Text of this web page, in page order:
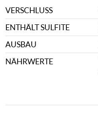
VERSCHLUSS
ENTHÄLT SULFITE
AUSBAU
NÄHRWERTE